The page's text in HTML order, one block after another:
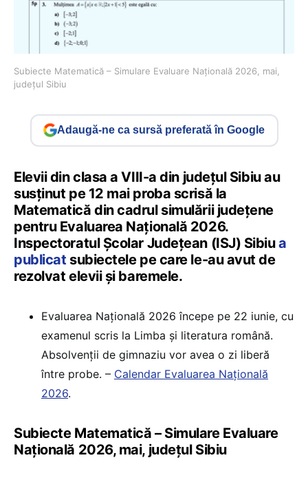
Subiecte Matematică – Simulare Evaluare Națională 2026, mai,
județul Sibiu
Adaugă-ne ca sursă preferată în Google
Elevii din clasa a VIII-a din județul Sibiu au
susținut pe 12 mai proba scrisă la
Matematică din cadrul simulării județene
pentru Evaluarea Națională 2026.
Inspectoratul Școlar Județean (ISJ) Sibiua
publicat subiectele pe care le-au avut de
rezolvat elevii și baremele.
Evaluarea Națională 2026 începe pe 22 iunie, cu
examenul scris la Limba și literatura română.
Absolvenții de gimnaziu vor avea o zi liberă
între probe. – Calendar Evaluarea Națională
2026.
Subiecte Matematică – Simulare Evaluare
Națională 2026, mai, județul Sibiu